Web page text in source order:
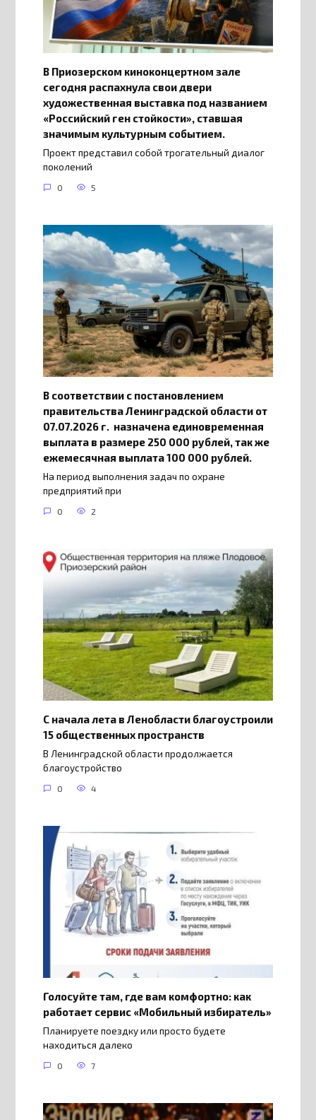
В Приозерском киноконцертном зале
сегодня распахнула свои двери
художественная выставка под названием
«Российский ген стойкости», ставшая
значимым культурным событием.
Проект представил собой трогательный диалог
поколений
0 5
В соответствии с постановлением
правительства Ленинградской области от
07.07.2026 г. назначена единовременная
выплата в размере 250 000 рублей, так же
ежемесячная выплата 100 000 рублей.
На период выполнения задач по охране
предприятий при
0 2
С начала лета в Ленобласти благоустроили
15 общественных пространств
В Ленинградской области продолжается
благоустройство
0 4
Голосуйте там, где вам комфортно: как
работает сервис «Мобильный избиратель»
Планируете поездку или просто будете
находиться далеко
0 7